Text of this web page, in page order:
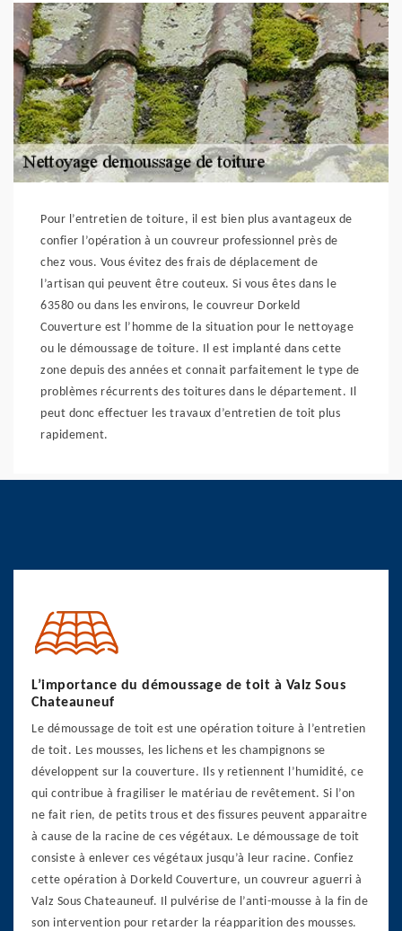
Pour l’entretien de toiture, il est bien plus avantageux de
confier l’opération à un couvreur professionnel près de
chez vous. Vous évitez des frais de déplacement de
l’artisan qui peuvent être couteux. Si vous êtes dans le
63580 ou dans les environs, le couvreur Dorkeld
Couverture est l’homme de la situation pour le nettoyage
ou le démoussage de toiture. Il est implanté dans cette
zone depuis des années et connait parfaitement le type de
problèmes récurrents des toitures dans le département. Il
peut donc effectuer les travaux d’entretien de toit plus
rapidement.
L’importance du démoussage de toit à Valz Sous
Chateauneuf
Le démoussage de toit est une opération toiture à l’entretien
de toit. Les mousses, les lichens et les champignons se
développent sur la couverture. Ils y retiennent l’humidité, ce
qui contribue à fragiliser le matériau de revêtement. Si l’on
ne fait rien, de petits trous et des fissures peuvent apparaitre
à cause de la racine de ces végétaux. Le démoussage de toit
consiste à enlever ces végétaux jusqu’à leur racine. Confiez
cette opération à Dorkeld Couverture, un couvreur aguerri à
Valz Sous Chateauneuf. Il pulvérise de l’anti-mousse à la fin de
son intervention pour retarder la réapparition des mousses.